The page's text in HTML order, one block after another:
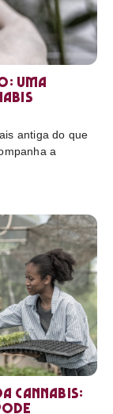
uma
antiga do que
a
cannabis: